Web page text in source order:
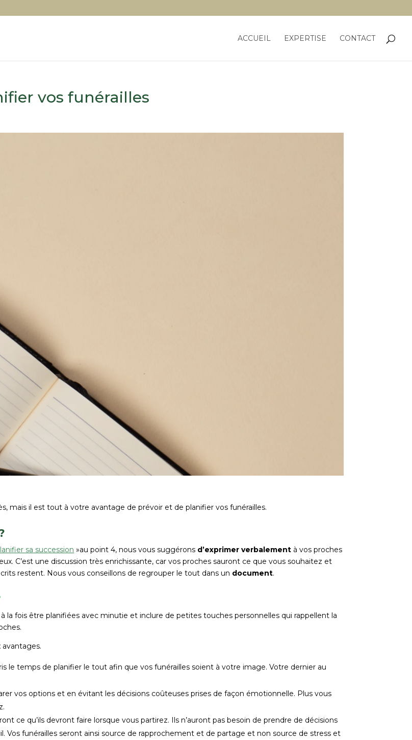
ACCUEIL EXPERTISE CONTACT
vos funérailles
mais il est tout à votre avantage de prévoir et de planifier vos funérailles.
sa succession »au point 4, nous vous suggérons d’exprimer verbalement à vos proches
C’est une discussion très enrichissante, car vos proches sauront ce que vous souhaitez et
restent. Nous vous conseillons de regrouper le tout dans un document.
la fois être planifiées avec minutie et inclure de petites touches personnelles qui rappellent la
le temps de planifier le tout afin que vos funérailles soient à votre image. Votre dernier au
vos options et en évitant les décisions coûteuses prises de façon émotionnelle. Plus vous
ce qu’ils devront faire lorsque vous partirez. Ils n’auront pas besoin de prendre de décisions
Vos funérailles seront ainsi source de rapprochement et de partage et non source de stress et